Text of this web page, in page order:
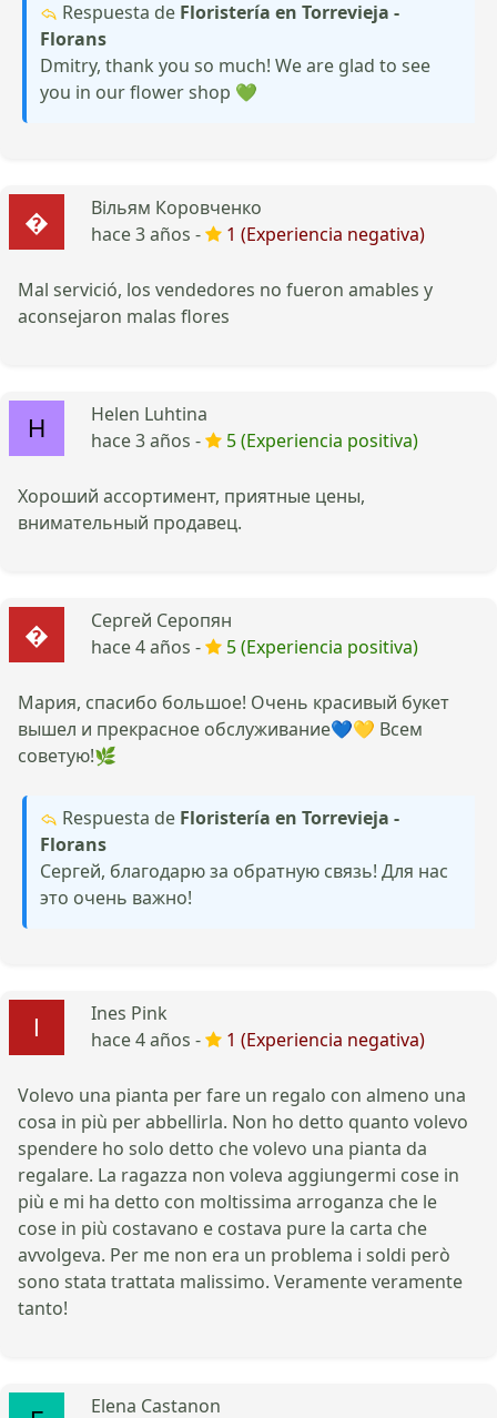
Respuesta de Floristería en Torrevieja -
Florans
Dmitry, thank you so much! We are glad to see
you in our flower shop 💚
Вільям Коровченко
hace 3 años -
1 (Experiencia negativa)
Mal servició, los vendedores no fueron amables y
aconsejaron malas flores
Helen Luhtina
hace 3 años -
5 (Experiencia positiva)
Хороший ассортимент, приятные цены,
внимательный продавец.
Сергей Серопян
hace 4 años -
5 (Experiencia positiva)
Мария, спасибо большое! Очень красивый букет
вышел и прекрасное обслуживание💙💛 Всем
советую!🌿
Respuesta de Floristería en Torrevieja -
Florans
Сергей, благодарю за обратную связь! Для нас
это очень важно!
Ines Pink
hace 4 años -
1 (Experiencia negativa)
Volevo una pianta per fare un regalo con almeno una
cosa in più per abbellirla. Non ho detto quanto volevo
spendere ho solo detto che volevo una pianta da
regalare. La ragazza non voleva aggiungermi cose in
più e mi ha detto con moltissima arroganza che le
cose in più costavano e costava pure la carta che
avvolgeva. Per me non era un problema i soldi però
sono stata trattata malissimo. Veramente veramente
tanto!
Elena Castanon